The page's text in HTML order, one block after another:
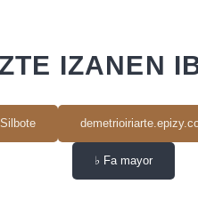
IZANEN
Silbote
♭ Fa mayor